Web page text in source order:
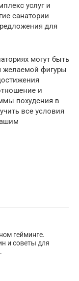
услуг и
санатории
для
могут быть
фигуры
и
похудения в
все условия
гейминге.
и советы для